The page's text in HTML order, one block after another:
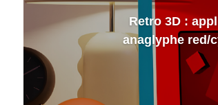
Retro 3D :
anaglyphe red/